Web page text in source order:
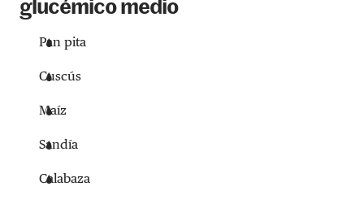
glucémico medio
Pan pita
Cuscús
Maíz
Sandía
Calabaza